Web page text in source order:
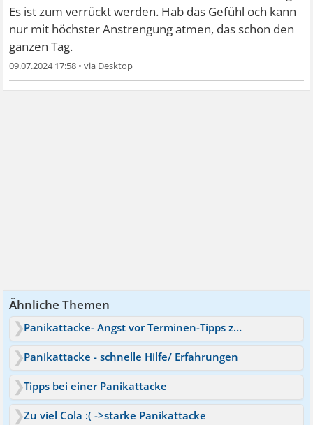
Es ist zum verrückt werden. Hab das Gefühl och kann
nur mit höchster Anstrengung atmen, das schon den
ganzen Tag.
09.07.2024 17:58 •
Ähnliche Themen
Panikattacke- Angst vor Terminen-Tipps zur Beruhigung?
Panikattacke - schnelle Hilfe/ Erfahrungen
Tipps bei einer Panikattacke
Zu viel Cola :( ->starke Panikattacke